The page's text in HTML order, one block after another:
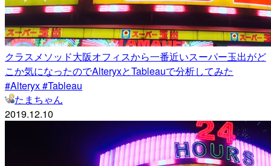
クラスメソッド大阪オフィスから一番近いスーパー玉出がど
こか気になったのでAlteryxとTableauで分析してみた
#Alteryx #Tableau
たまちゃん
2019.12.10